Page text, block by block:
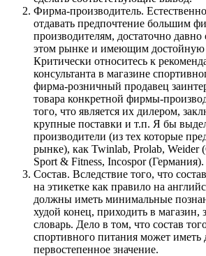
Фирма-производитель.
отдавать предпочтение большим
производителям, достаточно
этом рынке и имеющим достойную
Критически относитесь к
консультанта в магазине
фирма-розничный продавец
товара конкретной фирмы-
того, что является их дилером,
крупные поставки и т.п. Я бы
производители (из тех которые
рынке), как Twinlab, Prolab,
Sport & Fitness, Incospor (Германия).
Состав. Вследствие того, что
на этикетке как правило на
должны иметь минимальные
худой конец, приходить в магазин,
словарь. Дело в том, что состав
спортивного питания может иметь
первостепенное значение.